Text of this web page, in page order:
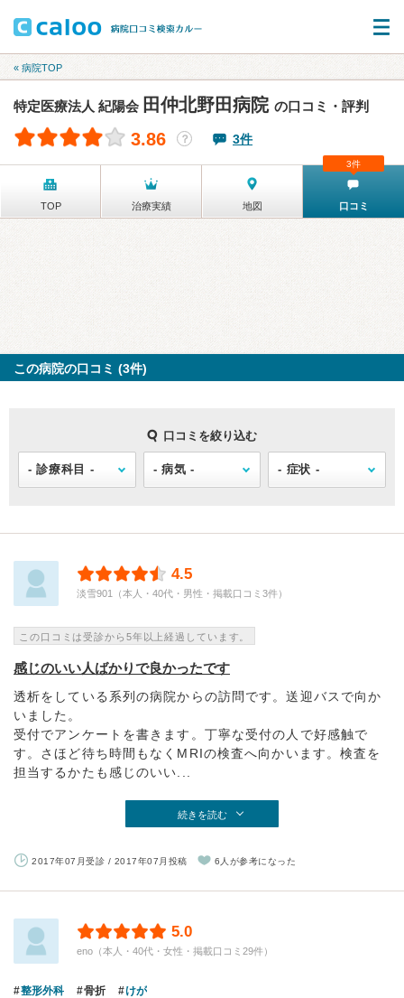
« 病院TOP
特定医療法人 紀陽会 田仲北野田病院 の口コミ・評判
3.86 ？ 3件
TOP 治療実績 地図 口コミ
3件
この病院の口コミ (3件)
口コミを絞り込む
4.5
淡雪901（本人・40代・男性・掲載口コミ3件）
この口コミは受診から5年以上経過しています。
感じのいい人ばかりで良かったです
透析をしている系列の病院からの訪問です。送迎バスで向か
いました。
受付でアンケートを書きます。丁寧な受付の人で好感触で
す。さほど待ち時間もなくMRIの検査へ向かいます。検査を
担当するかたも感じのいい...
続きを読む
2017年07月受診 / 2017年07月投稿 6人が参考になった
5.0
eno（本人・40代・女性・掲載口コミ29件）
整形外科 骨折 けが